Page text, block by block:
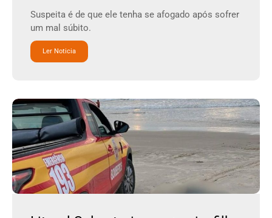
Suspeita é de que ele tenha se afogado após sofrer
um mal súbito.
Ler Noticia